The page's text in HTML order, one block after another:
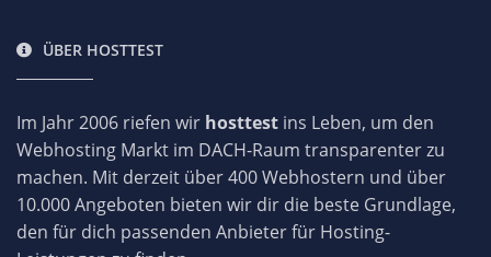
ÜBER HOSTTEST
Im Jahr 2006 riefen wir hosttest ins Leben, um den
Webhosting Markt im DACH-Raum transparenter zu
machen. Mit derzeit über 400 Webhostern und über
10.000 Angeboten bieten wir dir die beste Grundlage,
den für dich passenden Anbieter für Hosting-